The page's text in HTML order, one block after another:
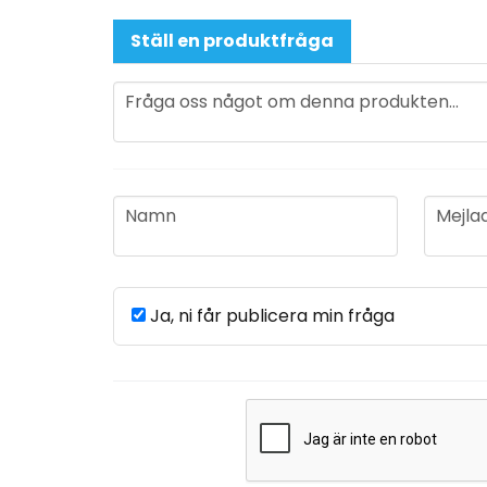
Ställ en produktfråga
question
Fråga oss något om denna produkten...
name
Namn email
Ja, ni får publicera min fråga